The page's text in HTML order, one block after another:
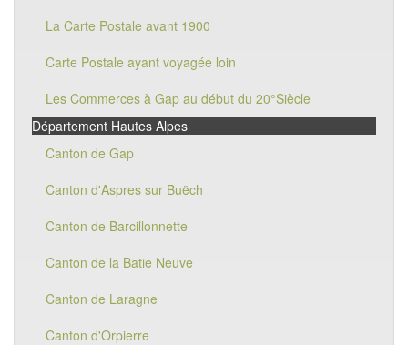
La Carte Postale avant 1900
Carte Postale ayant voyagée loin
Les Commerces à Gap au début du 20°Siècle
Département Hautes Alpes
Canton de Gap
Canton d'Aspres sur Buëch
Canton de Barcillonnette
Canton de la Batie Neuve
Canton de Laragne
Canton d'Orpierre